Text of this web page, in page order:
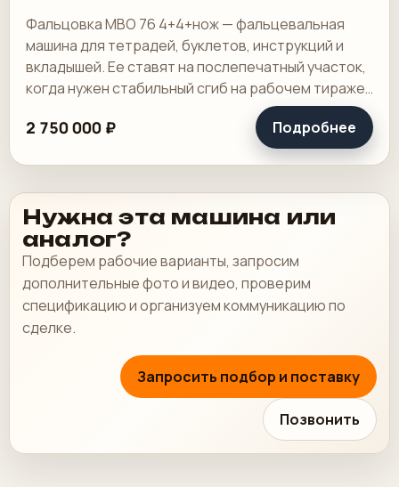
Фальцовка MBO 76 4+4+нож — фальцевальная
машина для тетрадей, буклетов, инструкций и
вкладышей. Ее ставят на послепечатный участок,
когда нужен стабильный сгиб на рабочем тираже
и понятная переналадка под повторяющиеся.
2 750 000 ₽ Подробнее
Нужна эта машина или
аналог?
Подберем рабочие варианты, запросим
дополнительные фото и видео, проверим
спецификацию и организуем коммуникацию по
сделке.
Запросить подбор и поставку
Позвонить